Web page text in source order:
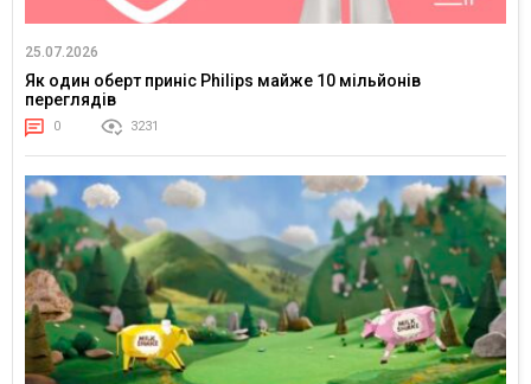
25.07.2026
Як один оберт приніс Philips майже 10 мільйонів
переглядів
0 3231